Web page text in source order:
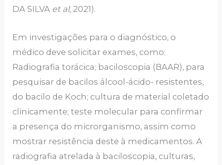
DA SILVA et al, 2021).
Em investigações para o diagnóstico, o
médico deve solicitar exames, como:
Radiografia torácica; baciloscopia (BAAR), para
pesquisar de bacilos álcool-ácido- resistentes,
do bacilo de Koch; cultura de material coletado
clinicamente; teste molecular para confirmar
a presença do microrganismo, assim como
mostrar resistência deste à medicamentos. A
radiografia atrelada à baciloscopia, culturas,